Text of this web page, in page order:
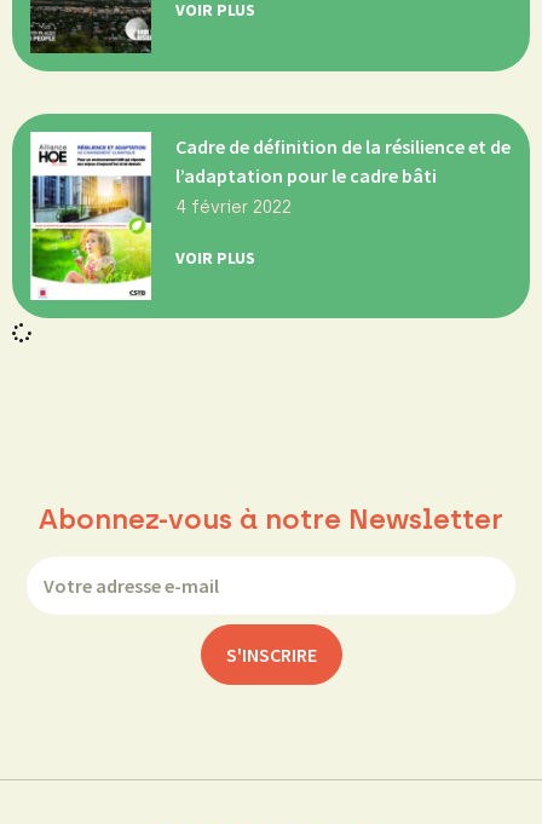
VOIR PLUS
Cadre de définition de la résilience et de
l’adaptation pour le cadre bâti
4 février 2022
VOIR PLUS
Abonnez-vous à notre Newsletter